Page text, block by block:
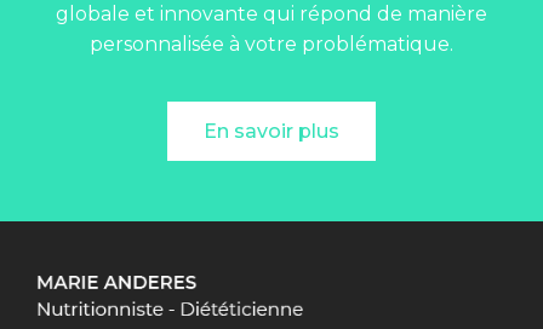
globale et innovante qui répond de manière
personnalisée à votre problématique.
En savoir plus